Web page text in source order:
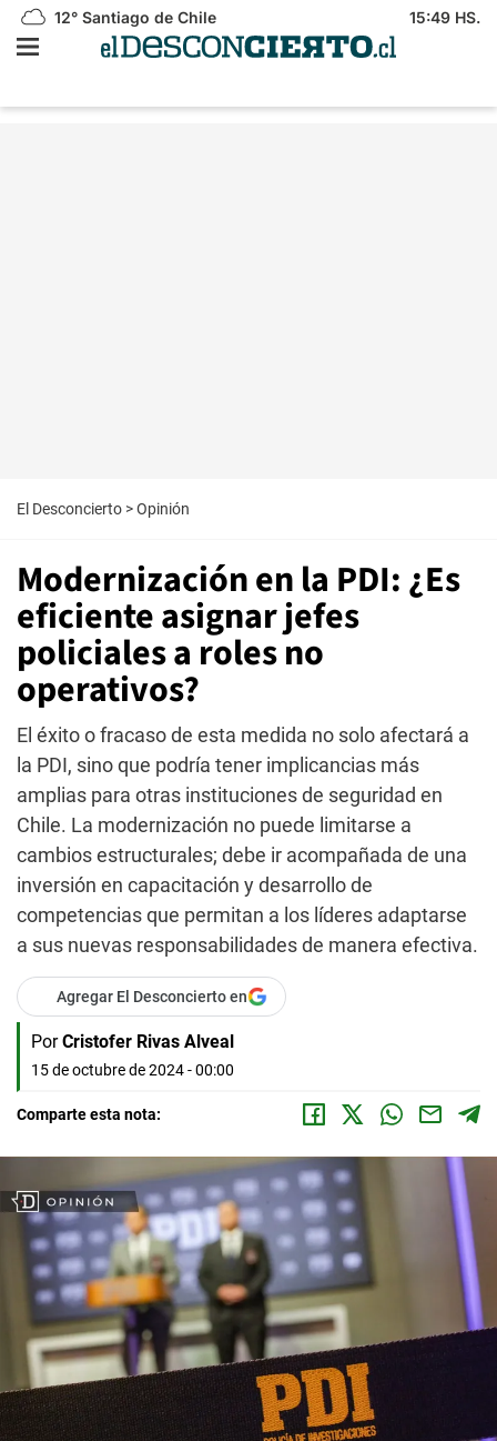
12° Santiago de Chile 15:49 HS.
El Desconcierto >Opinión
Modernización en la PDI: ¿Es
eficiente asignar jefes
policiales a roles no
operativos?
El éxito o fracaso de esta medida no solo afectará a
la PDI, sino que podría tener implicancias más
amplias para otras instituciones de seguridad en
Chile. La modernización no puede limitarse a
cambios estructurales; debe ir acompañada de una
inversión en capacitación y desarrollo de
competencias que permitan a los líderes adaptarse
a sus nuevas responsabilidades de manera efectiva.
Agregar El Desconcierto en
Por Cristofer Rivas Alveal
15 de octubre de 2024 - 00:00
Comparte esta nota: